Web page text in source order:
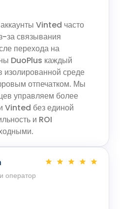
Vinted часто
за связывания
перехода на
DuoPlus каждый
изолированной среде
отпечатком. Мы
управляем более
Vinted без единой
и ROI
оператор